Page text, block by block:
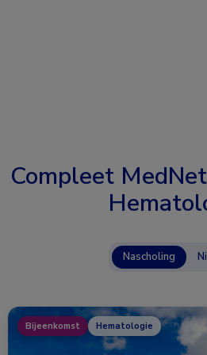
Compleet
Nascholing
Bijeenkomst Hematologie